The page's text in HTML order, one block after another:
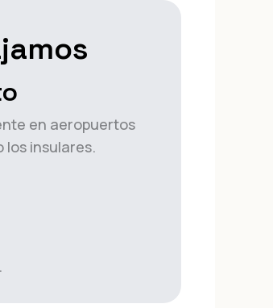
en aeropuertos
los insulares.